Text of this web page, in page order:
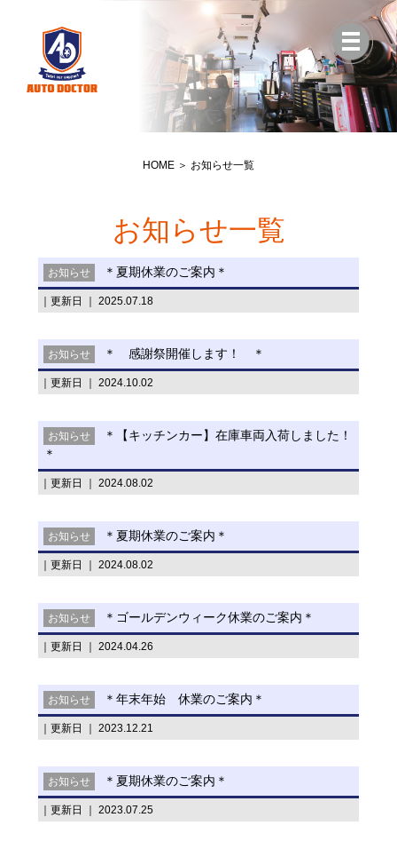
HOME＞ お知らせ一覧
お知らせ一覧
お知らせ ＊夏期休業のご案内＊
｜更新日 ｜ 2025.07.18
お知らせ ＊ 感謝祭開催します！ ＊
｜更新日 ｜ 2024.10.02
お知らせ
＊【キッチンカー】在庫車両入荷しました！
＊
｜更新日 ｜ 2024.08.02
お知らせ ＊夏期休業のご案内＊
｜更新日 ｜ 2024.08.02
お知らせ ＊ゴールデンウィーク休業のご案内＊
｜更新日 ｜ 2024.04.26
お知らせ ＊年末年始 休業のご案内＊
｜更新日 ｜ 2023.12.21
お知らせ ＊夏期休業のご案内＊
｜更新日 ｜ 2023.07.25